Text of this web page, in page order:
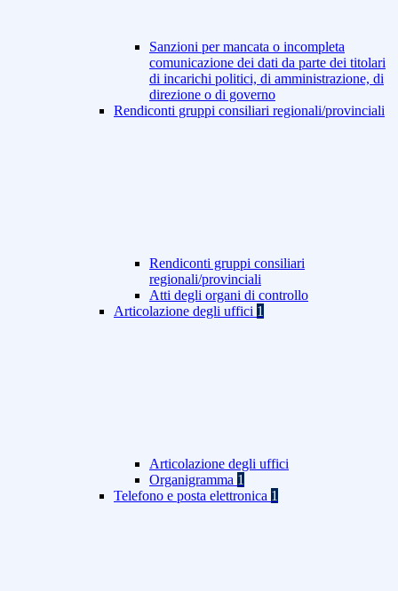
Sanzioni per mancata o incompleta
comunicazione dei dati da parte dei titolari
di incarichi politici, di amministrazione, di
direzione o di governo
Rendiconti gruppi consiliari regionali/provinciali
Rendiconti gruppi consiliari
regionali/provinciali
Atti degli organi di controllo
Articolazione degli uffici 1
Articolazione degli uffici
Organigramma 1
Telefono e posta elettronica 1